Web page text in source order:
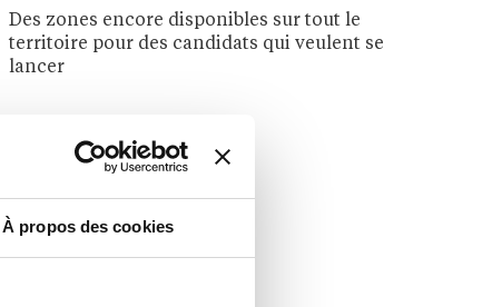
À propos des cookies
Des zones encore disponibles sur tout le
territoire pour des candidats qui veulent se
lancer